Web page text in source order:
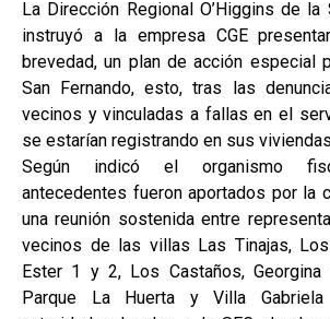
La Dirección Regional O’Higgins de la
instruyó a la empresa CGE
brevedad, un plan de acción especial
San Fernando, esto, tras las
vecinos y vinculadas a fallas en el
se estarían registrando en sus
Según indicó el organismo
antecedentes fueron aportados por la
una reunión sostenida entre
vecinos de las villas Las Tinajas,
Ester 1 y 2, Los Castaños,
Parque La Huerta y Villa